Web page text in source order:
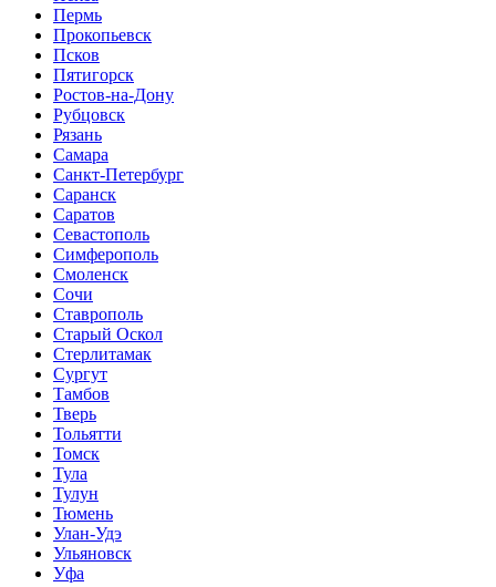
Пермь
Прокопьевск
Псков
Пятигорск
Ростов-на-Дону
Рубцовск
Рязань
Самара
Санкт-Петербург
Саранск
Саратов
Севастополь
Симферополь
Смоленск
Сочи
Ставрополь
Старый Оскол
Стерлитамак
Сургут
Тамбов
Тверь
Тольятти
Томск
Тула
Тулун
Тюмень
Улан-Удэ
Ульяновск
Уфа